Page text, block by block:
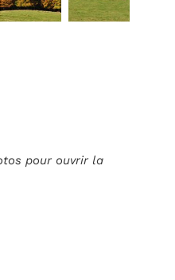
pour ouvrir la